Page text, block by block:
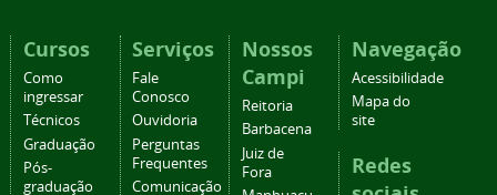
Cursos
Como
ingressar
Técnicos
Graduação
Pós-
graduação
Serviços
Fale
Conosco
Ouvidoria
Perguntas
Frequentes
Comunicação
Nossos
Campi
Reitoria
Barbacena
Juiz de
Fora
Navegação
Acessibilidade
Mapa do
site
Redes